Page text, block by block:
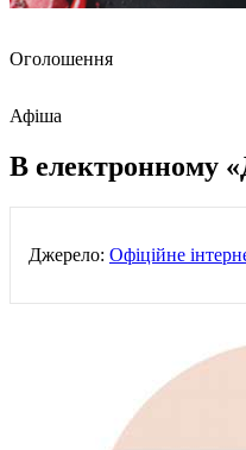
Оголошення
Афіша
В електронному
Джерело: Офіційне